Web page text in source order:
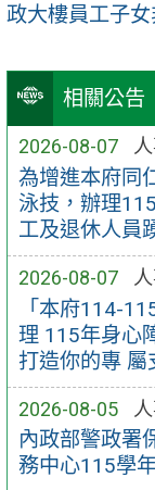
相關公告
2026-08-07
為增進本府同
泳技，辦理
工及退休人員
2026-08-07
「本府114-
理 115年身心
打造你的專 屬
2026-08-05
內政部警政署
務中心115學
政大樓員工子